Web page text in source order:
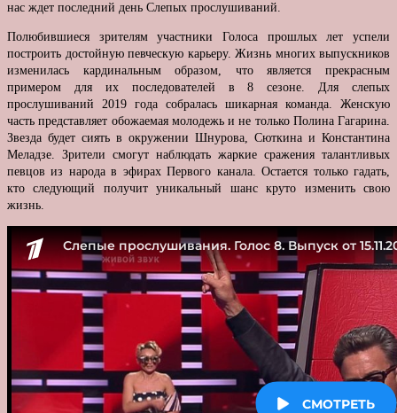
нас ждет последний день Слепых прослушиваний.
Полюбившиеся зрителям участники Голоса прошлых лет успели
построить достойную певческую карьеру. Жизнь многих выпускников
изменилась кардинальным образом, что является прекрасным
примером для их последователей в 8 сезоне. Для слепых
прослушиваний 2019 года собралась шикарная команда. Женскую
часть представляет обожаемая молодежь и не только Полина Гагарина.
Звезда будет сиять в окружении Шнурова, Сюткина и Константина
Меладзе. Зрители смогут наблюдать жаркие сражения талантливых
певцов из народа в эфирах Первого канала. Остается только гадать,
кто следующий получит уникальный шанс круто изменить свою
жизнь.